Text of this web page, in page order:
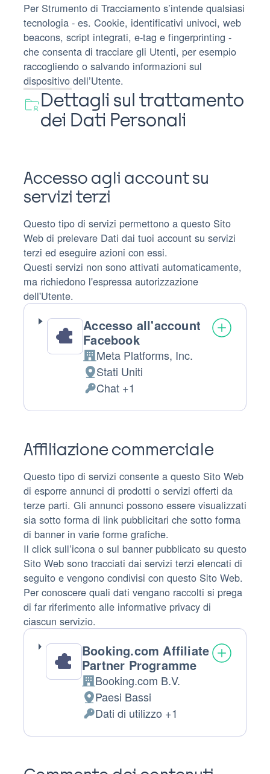
Per Strumento di Tracciamento s’intende qualsiasi
tecnologia - es. Cookie, identificativi univoci, web
beacons, script integrati, e-tag e fingerprinting -
che consenta di tracciare gli Utenti, per esempio
raccogliendo o salvando informazioni sul
dispositivo dell’Utente.
Dettagli sul trattamento
dei Dati Personali
Accesso agli account su
servizi terzi
Questo tipo di servizi permettono a questo Sito
Web di prelevare Dati dai tuoi account su servizi
terzi ed eseguire azioni con essi.
Questi servizi non sono attivati automaticamente,
ma richiedono l'espressa autorizzazione
dell'Utente.
Accesso all'account
Facebook
Azienda:
Meta Platforms, Inc.
Luogo
del
trattamento:
Stati Uniti
Permessi
richiesti:
Chat +1
Affiliazione commerciale
Questo tipo di servizi consente a questo Sito Web
di esporre annunci di prodotti o servizi offerti da
terze parti. Gli annunci possono essere visualizzati
sia sotto forma di link pubblicitari che sotto forma
di banner in varie forme grafiche.
Il click sull’icona o sul banner pubblicato su questo
Sito Web sono tracciati dai servizi terzi elencati di
seguito e vengono condivisi con questo Sito Web.
Per conoscere quali dati vengano raccolti si prega
di far riferimento alle informative privacy di
ciascun servizio.
Booking.com Affiliate
Partner Programme
Azienda:
Booking.com B.V.
Luogo
del
trattamento:
Paesi Bassi
Dati
Personali
Dati di utilizzo +1